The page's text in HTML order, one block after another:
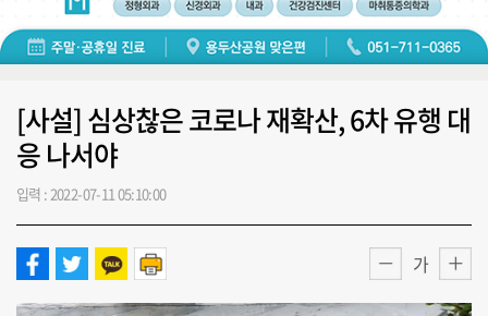
[사설] 심상찮은 코로나 재확산, 6차 유행 대
응 나서야
입력 : 2022-07-11 05:10:00
가